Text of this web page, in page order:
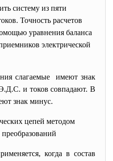
систему из пяти
Точность расчетов
уравнения баланса
электрической
слагаемые имеют знак
и токов совпадают. В
знак минус.
цепей методом
когда в состав